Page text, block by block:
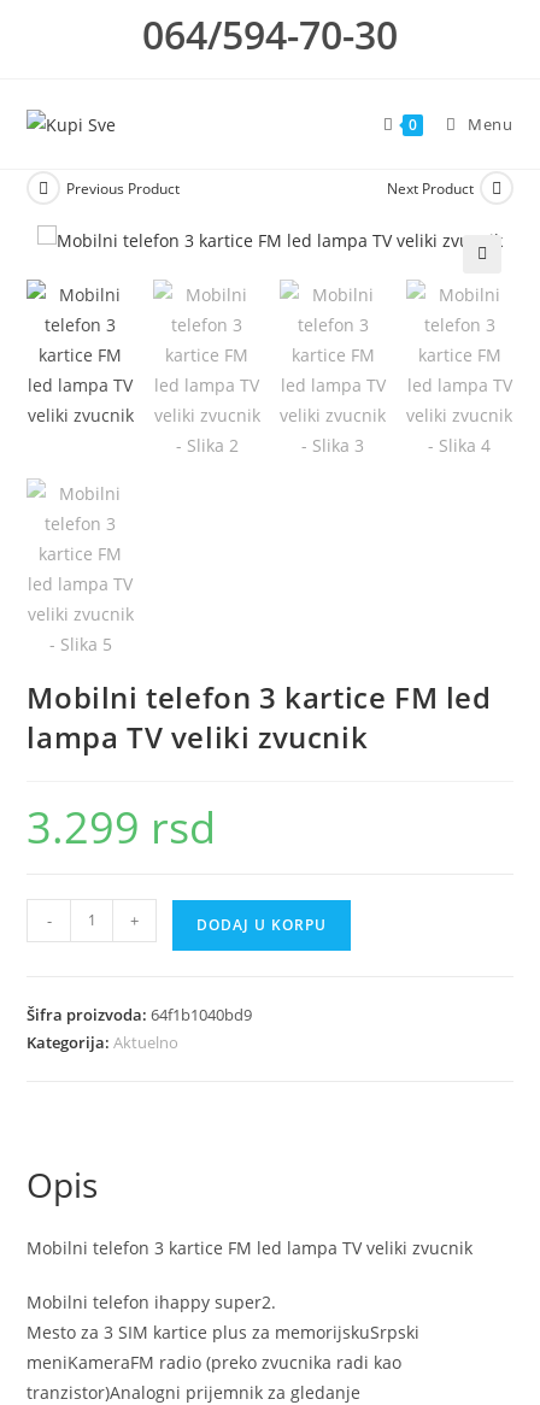
064/594-70-30
0 Menu
Previous Product Next Product
🔍
Mobilni telefon 3 kartice FM led
lampa TV veliki zvucnik
3.299 rsd
telefon
kartice
FM
zvucnik
količina
- + DODAJ U KORPU
Šifra proizvoda:64f1b1040bd9
Kategorija:Aktuelno
Opis
Mobilni telefon 3 kartice FM led lampa TV veliki zvucnik
Mobilni telefon ihappy super2.
Mesto za 3 SIM kartice plus za memorijskuSrpski
meniKameraFM radio (preko zvucnika radi kao
tranzistor)Analogni prijemnik za gledanje